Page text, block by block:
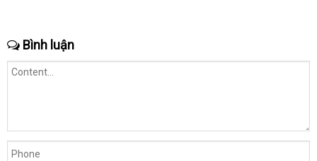
trong
ngành
lớn.
Bình luận